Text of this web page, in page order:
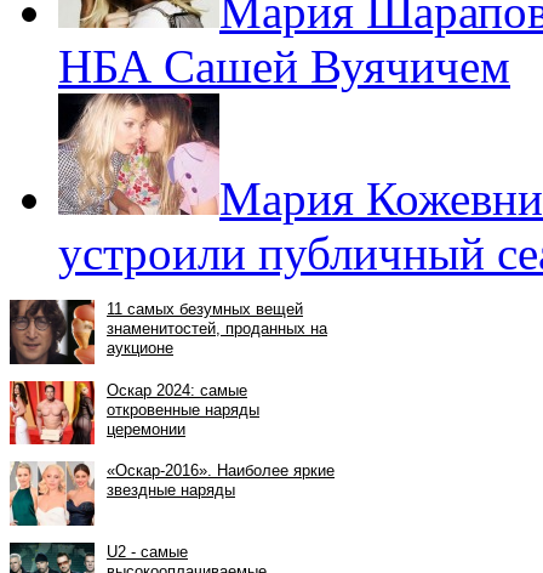
Мария
НБА Сашей Вуячичем
Мария
устроили публичный